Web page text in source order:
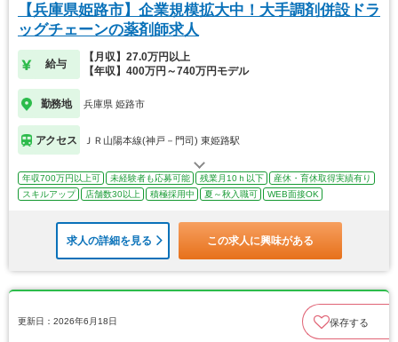
【兵庫県姫路市】企業規模拡大中！大手調剤併設ドラ
ッグチェーンの薬剤師求人
給与
【月収】27.0万円以上
【年収】400万円～740万円モデル
勤務地 兵庫県 姫路市
アクセス ＪＲ山陽本線(神戸－門司) 東姫路駅
年収700万円以上可 未経験者も応募可能 残業月10ｈ以下
産休・育休取得実績有り
スキルアップ
店舗数30以上 積極採用中 夏～秋入職可 WEB面接OK
求人の詳細を見る この求人に興味がある
更新日：2026年6月18日 保存する